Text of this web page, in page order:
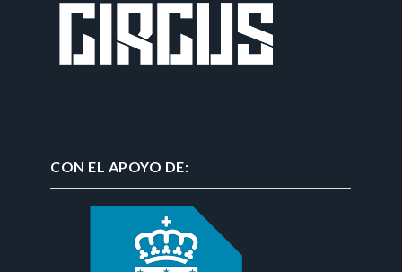
CON EL APOYO DE: